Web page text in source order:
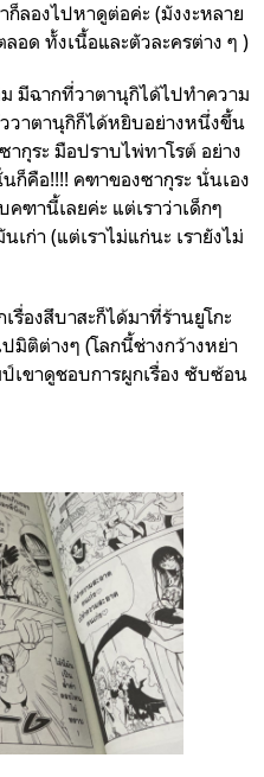
ลองไปหาดูต่อค่ะ (มังงะหลาย
อด ทั้งเนื้อและตัวละครต่าง ๆ )
มีฉากที่วาตานุกิได้ไปทำความ
วาตานุกิก็ได้หยิบอย่างหนึ่งขึ้น
ซากุระ มือปราบไพ่ทาโรต์ อย่าง
ก็คือ!!!! คฑาของซากุระ นั่นเอง
คฑานี้เลยค่ะ แต่เราว่าเด็กๆ
เก่า (แต่เราไม่แก่นะ เรายังไม่
รื่องสึบาสะก็ได้มาที่ร้านยูโกะ
มิติต่างๆ (โลกนี้ช่างกว้างหย่า
เขาดูชอบการผูกเรื่อง ซับซ้อน